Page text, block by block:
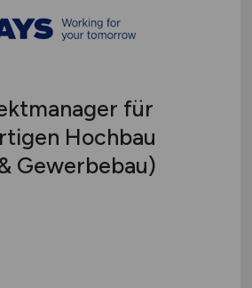
für
Hochbau
Gewerbebau)